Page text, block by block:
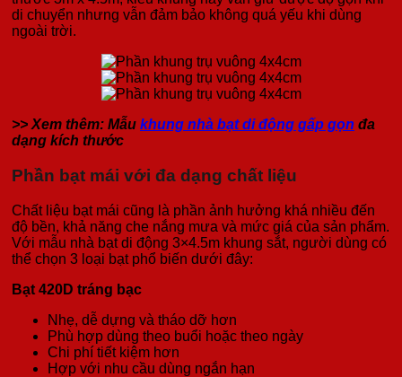
di chuyển nhưng vẫn đảm bảo không quá yếu khi dùng
ngoài trời.
>> Xem thêm: Mẫu khung nhà bạt di động gấp gọn đa
dạng kích thước
Phần bạt mái với đa dạng chất liệu
Chất liệu bạt mái cũng là phần ảnh hưởng khá nhiều đến
độ bền, khả năng che nắng mưa và mức giá của sản phẩm.
Với mẫu nhà bạt di động 3×4.5m khung sắt, người dùng có
thể chọn 3 loại bạt phổ biến dưới đây:
Bạt 420D tráng bạc
Nhẹ, dễ dựng và tháo dỡ hơn
Phù hợp dùng theo buổi hoặc theo ngày
Chi phí tiết kiệm hơn
Hợp với nhu cầu dùng ngắn hạn